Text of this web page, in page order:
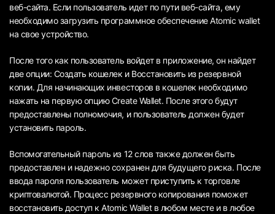
веб-сайта. Если пользователь идет по пути веб-сайта, ему
необходимо загрузить программное обеспечение Atomic wallet
на свое устройство.
После того как пользователь войдет в приложение, он найдет
две опции: Создать кошелек и Восстановить из резервной
копии. Для начинающих инвесторов в кошелек необходимо
нажать на первую опцию Create Wallet. После этого будут
предоставлены полномочия, и пользователь должен будет
установить пароль.
Вспомогательный пароль из 12 слов также должен быть
предоставлен и надежно сохранен для будущего риска. После
ввода пароля пользователь может приступить к торговле
криптовалютой. Процесс резервного копирования поможет
восстановить доступ к Atomic Wallet в любом месте и в любое